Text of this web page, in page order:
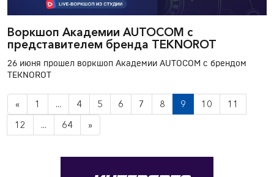
Воркшоп Академии AUTOCOM с
представителем бренда TEKNOROT
26 июня прошел воркшоп Академии AUTOCOM с брендом
TEKNOROT
« 1 ... 4 5 6 7 8 9 10
11
12
... 64 »